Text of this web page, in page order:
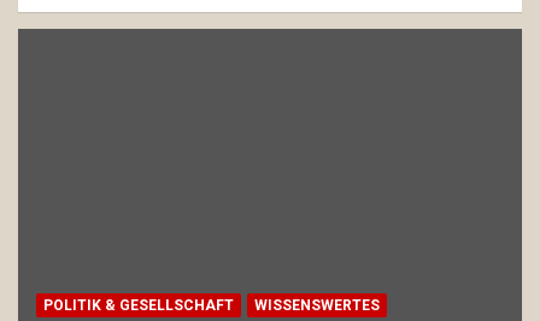
POLITIK & GESELLSCHAFT WISSENSWERTES